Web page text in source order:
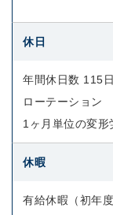
休日
年間休日数 115日
ローテーション
1ヶ月単位の変形
休暇
有給休暇（初年